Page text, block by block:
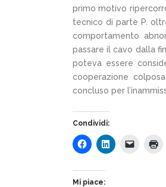
primo motivo
tecnico di parte P.
comportamento
passare il cavo dalla
poteva essere
cooperazione
concluso per
Condividi:
Mi piace: